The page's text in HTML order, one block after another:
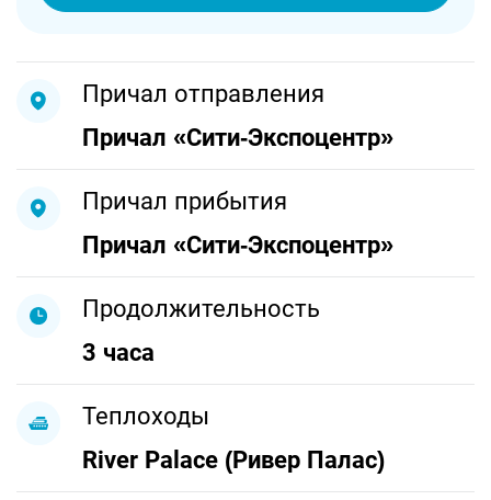
Причал отправления
Причал «Сити-Экспоцентр»
Причал прибытия
Причал «Сити-Экспоцентр»
Продолжительность
3 часа
Теплоходы
River Palace (Ривер Палас)